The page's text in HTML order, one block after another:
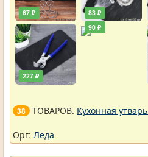
67 ₽
227 ₽
83 ₽
90 ₽
38 ТОВАРОВ. Кухонная утварь
Орг: Леда